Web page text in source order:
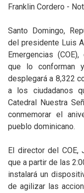
Franklin Cordero -
Santo Domingo,
del presidente Luis
Emergencias
que lo conforman
desplegará a 8,322
a los ciudadanos
Catedral Nuestra
conmemorar el
pueblo dominicano.
El director del COE,
que a partir de las
instalará un
de agilizar las